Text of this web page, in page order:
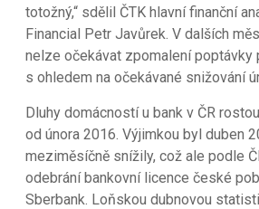
totožný,“ sdělil ČTK hlavní finanční
Financial Petr Javůrek. V dalších
nelze očekávat zpomalení poptávky
s ohledem na očekávané snižování
Dluhy domácností u bank v ČR
od února 2016. Výjimkou byl duben
meziměsíčně snížily, což ale podle
odebrání bankovní licence české
Sberbank. Loňskou dubnovou